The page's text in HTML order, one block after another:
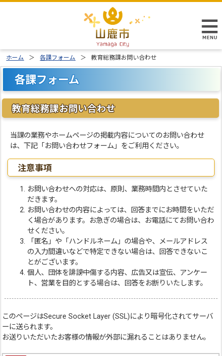
ホーム 各課フォーム 教育総務課お問い合わせ
各課フォーム
教育総務課お問い合わせ
当課の業務やホームページの掲載内容についてのお問い合わせ
は、下記「お問い合わせフォーム」をご利用ください。
注意事項
お問い合わせへの対応は、原則、業務時間内とさせていた
だきます。
お問い合わせの内容によっては、回答までにお時間をいただ
く場合があります。お急ぎの場合は、お電話にてお問い合わ
せください。
「匿名」や「ハンドルネーム」の場合や、メールアドレス
の入力間違いなどで特定できない場合は、回答できないこ
とがございます。
個人、団体を誹謗中傷する内容、広告又は宣伝、アンケー
ト、営業を目的とする場合は、回答をお断りいたします。
このページはSecure Socket Layer (SSL)により暗号化されてサーバ
ーに送られます。
お送りいただいたお客様の情報が外部に漏れることはありません。